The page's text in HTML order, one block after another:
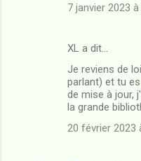
7 janvier 2023 à
XL a dit…
Je reviens de
parlant) et tu
de mise à jour,
la grande
20 février 2023